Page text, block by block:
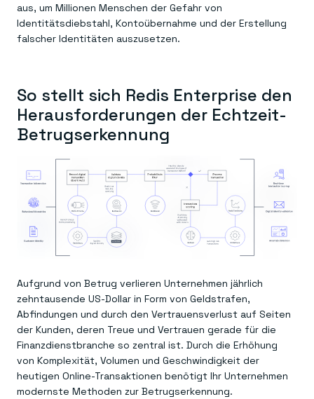
aus, um Millionen Menschen der Gefahr von
Identitätsdiebstahl, Kontoübernahme und der Erstellung
falscher Identitäten auszusetzen.
So stellt sich Redis Enterprise den
Herausforderungen der Echtzeit-
Betrugserkennung
Aufgrund von Betrug verlieren Unternehmen jährlich
zehntausende US-Dollar in Form von Geldstrafen,
Abfindungen und durch den Vertrauensverlust auf Seiten
der Kunden, deren Treue und Vertrauen gerade für die
Finanzdienstbranche so zentral ist. Durch die Erhöhung
von Komplexität, Volumen und Geschwindigkeit der
heutigen Online-Transaktionen benötigt Ihr Unternehmen
modernste Methoden zur Betrugserkennung.